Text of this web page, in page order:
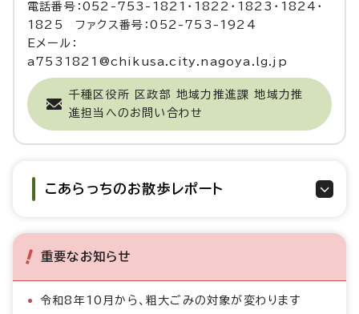
電話番号：052-753-1821・1822・1823・1824・
1825 ファクス番号：052-753-1924
Eメール：
a7531821@chikusa.city.nagoya.lg.jp
千種区役所 区政部 地域力推進課 地域力推
進担当へのお問い合わせ
こあらっちのお散歩レポート
重要なお知らせ
令和8年10月から、粗大ごみの対象が変わります